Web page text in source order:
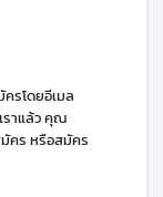
รโดยอีเมล
ราแล้ว คุณ
มัคร หรือสมัคร